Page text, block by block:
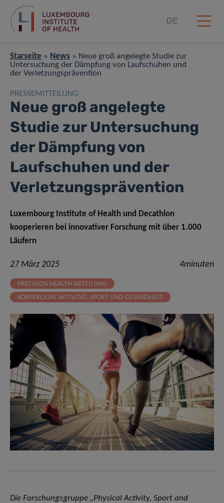
DE
Starseite » News » Neue groß angelegte Studie zur
Untersuchung der Dämpfung von Laufschuhen und
der Verletzungsprävention
PRESSEMITTEILUNG
Neue groß angelegte
Studie zur Untersuchung
der Dämpfung von
Laufschuhen und der
Verletzungsprävention
Luxembourg Institute of Health und Decathlon
kooperieren bei innovativer Forschung mit über 1.000
Läufern
27 März 2025 4minuten
PRECISION HEALTH ABTEILUNG
KÖRPERLICHE AKTIVITÄT, SPORT UND GESUNDHEIT
Die Forschungsgruppe „Physical Activity, Sport and